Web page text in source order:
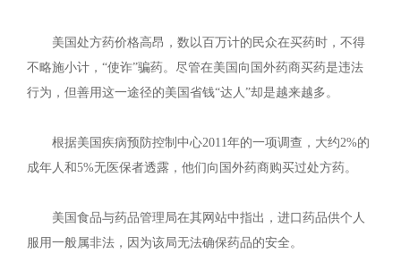
美国处方药价格高昂，数以百万计的民众在买药时，不得
不略施小计，“使诈”骗药。尽管在美国向国外药商买药是违法
行为，但善用这一途径的美国省钱“达人”却是越来越多。
根据美国疾病预防控制中心2011年的一项调查，大约2%的
成年人和5%无医保者透露，他们向国外药商购买过处方药。
美国食品与药品管理局在其网站中指出，进口药品供个人
服用一般属非法，因为该局无法确保药品的安全。